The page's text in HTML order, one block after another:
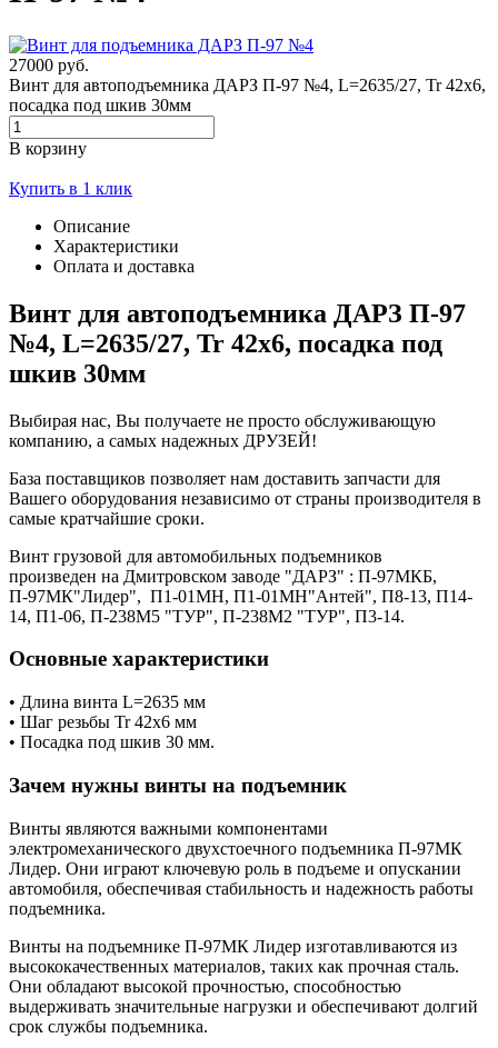
27000 руб.
Винт для автоподъемника ДАРЗ П-97 №4, L=2635/27, Tr 42х6,
посадка под шкив 30мм
В корзину
Купить в 1 клик
Описание
Характеристики
Оплата и доставка
Винт для автоподъемника ДАРЗ П-97
№4, L=2635/27, Tr 42х6, посадка под
шкив 30мм
Выбирая нас, Вы получаете не просто обслуживающую
компанию, а самых надежных ДРУЗЕЙ!
База поставщиков позволяет нам доставить запчасти для
Вашего оборудования независимо от страны производителя в
самые кратчайшие сроки.
Винт грузовой для автомобильных подъемников
произведен на Дмитровском заводе "ДАРЗ" : П-97МКБ,
П-97МК"Лидер", П1-01МН, П1-01МН"Антей", П8-13, П14-
14, П1-06, П-238М5 "ТУР", П-238М2 "ТУР", П3-14.
Основные характеристики
• Длина винта L=2635 мм
• Шаг резьбы Tr 42х6 мм
• Посадка под шкив 30 мм.
Зачем нужны винты на подъемник
Винты являются важными компонентами
электромеханического двухстоечного подъемника П-97МК
Лидер. Они играют ключевую роль в подъеме и опускании
автомобиля, обеспечивая стабильность и надежность работы
подъемника.
Винты на подъемнике П-97МК Лидер изготавливаются из
высококачественных материалов, таких как прочная сталь.
Они обладают высокой прочностью, способностью
выдерживать значительные нагрузки и обеспечивают долгий
срок службы подъемника.